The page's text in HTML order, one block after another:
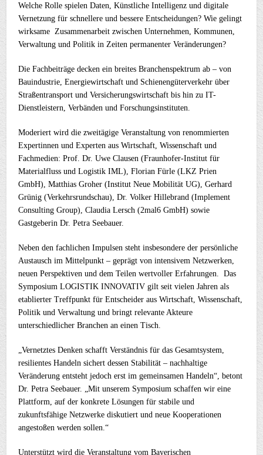
Welche Rolle spielen Daten, Künstliche Intelligenz und digitale
Vernetzung für schnellere und bessere Entscheidungen? Wie gelingt
wirksame Zusammenarbeit zwischen Unternehmen, Kommunen,
Verwaltung und Politik in Zeiten permanenter Veränderungen?
Die Fachbeiträge decken ein breites Branchenspektrum ab – von
Bauindustrie, Energiewirtschaft und Schienengüterverkehr über
Straßentransport und Versicherungswirtschaft bis hin zu IT-
Dienstleistern, Verbänden und Forschungsinstituten.
Moderiert wird die zweitägige Veranstaltung von renommierten
Expertinnen und Experten aus Wirtschaft, Wissenschaft und
Fachmedien: Prof. Dr. Uwe Clausen (Fraunhofer-Institut für
Materialfluss und Logistik IML), Florian Fürle (LKZ Prien
GmbH), Matthias Groher (Institut Neue Mobilität UG), Gerhard
Grünig (Verkehrsrundschau), Dr. Volker Hillebrand (Implement
Consulting Group), Claudia Lersch (2mal6 GmbH) sowie
Gastgeberin Dr. Petra Seebauer.
Neben den fachlichen Impulsen steht insbesondere der persönliche
Austausch im Mittelpunkt – geprägt von intensivem Netzwerken,
neuen Perspektiven und dem Teilen wertvoller Erfahrungen. Das
Symposium LOGISTIK INNOVATIV gilt seit vielen Jahren als
etablierter Treffpunkt für Entscheider aus Wirtschaft, Wissenschaft,
Politik und Verwaltung und bringt relevante Akteure
unterschiedlicher Branchen an einen Tisch.
„Vernetztes Denken schafft Verständnis für das Gesamtsystem,
resilientes Handeln sichert dessen Stabilität – nachhaltige
Veränderung entsteht jedoch erst im gemeinsamen Handeln“, betont
Dr. Petra Seebauer. „Mit unserem Symposium schaffen wir eine
Plattform, auf der konkrete Lösungen für stabile und
zukunftsfähige Netzwerke diskutiert und neue Kooperationen
angestoßen werden sollen.“
Unterstützt wird die Veranstaltung vom Bayerischen